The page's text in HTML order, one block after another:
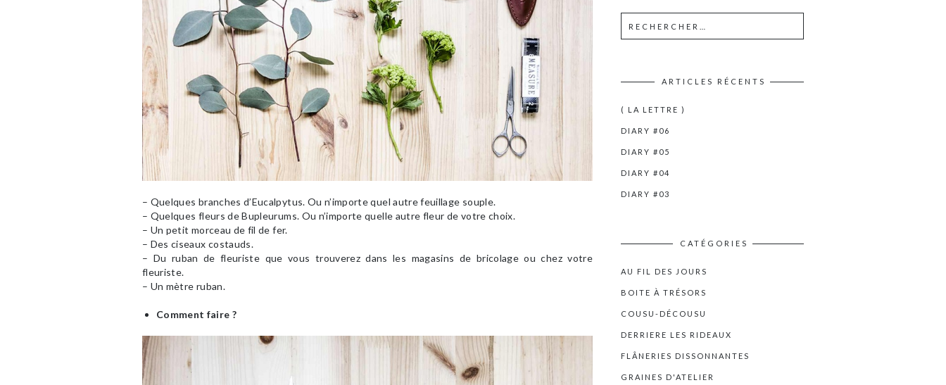
– Quelques branches d’Eucalpytus. Ou n’importe quel autre feuillage souple.
– Quelques fleurs de Bupleurums. Ou n’importe quelle autre fleur de votre choix.
– Un petit morceau de fil de fer.
– Des ciseaux costauds.
– Du ruban de fleuriste que vous trouverez dans les magasins de bricolage ou chez votre
fleuriste.
– Un mètre ruban.
Comment faire ?
ARTICLES RÉCENTS
( LA LETTRE )
DIARY #06
DIARY #05
DIARY #04
DIARY #03
CATÉGORIES
AU FIL DES JOURS
BOITE À TRÉSORS
COUSU-DÉCOUSU
DERRIERE LES RIDEAUX
FLÂNERIES DISSONNANTES
GRAINES D'ATELIER